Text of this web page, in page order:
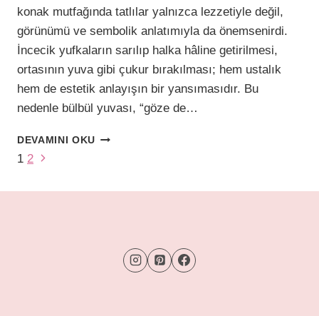
konak mutfağında tatlılar yalnızca lezzetiyle değil,
görünümü ve sembolik anlatımıyla da önemsenirdi.
İncecik yufkaların sarılıp halka hâline getirilmesi,
ortasının yuva gibi çukur bırakılması; hem ustalık
hem de estetik anlayışın bir yansımasıdır. Bu
nedenle bülbül yuvası, “göze de…
DEVAMINI OKU ADI
YUFKA
Page
navigation
1 2 Next